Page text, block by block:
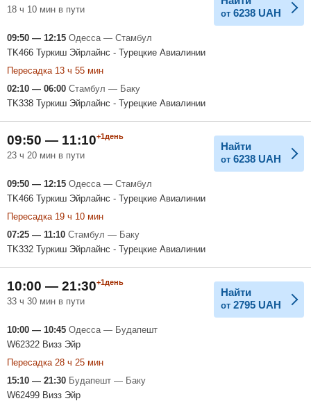
18 ч 10 мин в пути от 6238 UAH
09:50 — 12:15 Одесса — Стамбул
TK466 Туркиш Эйрлайнс - Турецкие Авиалинии
Пересадка 13 ч 55 мин
02:10 — 06:00 Стамбул — Баку
TK338 Туркиш Эйрлайнс - Турецкие Авиалинии
09:50 — 11:10+1день
23 ч 20 мин в пути
Найти
от 6238 UAH
09:50 — 12:15 Одесса — Стамбул
TK466 Туркиш Эйрлайнс - Турецкие Авиалинии
Пересадка 19 ч 10 мин
07:25 — 11:10 Стамбул — Баку
TK332 Туркиш Эйрлайнс - Турецкие Авиалинии
10:00 — 21:30+1день
33 ч 30 мин в пути
Найти
от 2795 UAH
10:00 — 10:45 Одесса — Будапешт
W62322 Визз Эйр
Пересадка 28 ч 25 мин
15:10 — 21:30 Будапешт — Баку
W62499 Визз Эйр